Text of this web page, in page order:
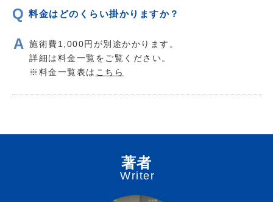
料金はどのくらい掛かりますか？
施術費1,000円が別途かかります。
詳細は料金一覧をご覧ください。
※料金一覧表は こちら
著者
Writer